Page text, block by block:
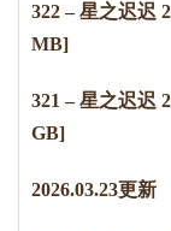
322 – 星之迟迟
MB]
321 – 星之迟迟
GB]
2026.03.23更新